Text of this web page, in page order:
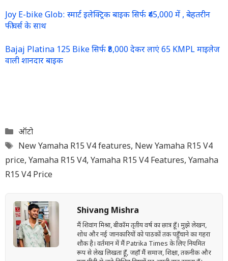
Joy E-bike Glob: स्मार्ट इलेक्ट्रिक बाइक सिर्फ ₹45,000 में , बेहतरीन
फीचर्स के साथ
Bajaj Platina 125 Bike सिर्फ ₹8,000 देकर लाएं 65 KMPL माइलेज
वाली शानदार बाइक
Categories
ऑटो
Tags
New Yamaha R15 V4 features, New Yamaha R15 V4
price, Yamaha R15 V4, Yamaha R15 V4 Features, Yamaha
R15 V4 Price
Shivang Mishra
मैं शिवांग मिश्रा, बीकॉम तृतीय वर्ष का छात्र हूँ। मुझे लेखन,
शोध और नई जानकारियों को पाठकों तक पहुँचाने का गहरा
शौक है। वर्तमान में मैं Patrika Times के लिए नियमित
रूप से लेख लिखता हूँ, जहाँ मैं समाज, शिक्षा, तकनीक और